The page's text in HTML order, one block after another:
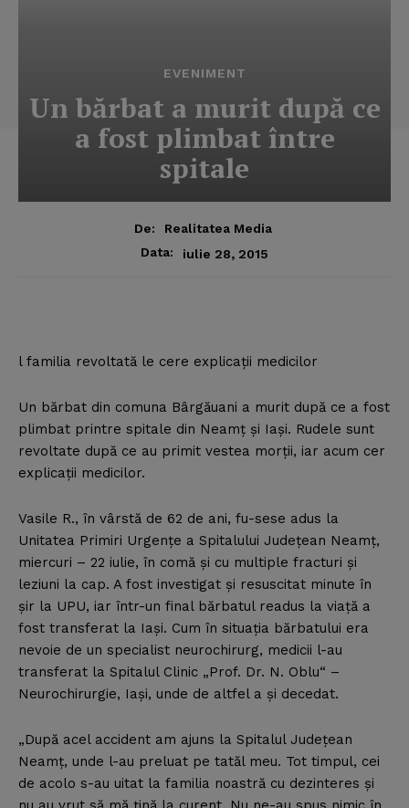
EVENIMENT
Un bărbat a murit după ce
a fost plimbat între
spitale
De:
Realitatea Media
Data:
iulie 28, 2015
l familia revoltată le cere explicaţii medicilor
Un bărbat din comuna Bârgăuani a murit după ce a fost
plimbat printre spitale din Neamţ şi Iaşi. Rudele sunt
revoltate după ce au primit vestea morţii, iar acum cer
explicaţii medicilor.
Vasile R., în vârstă de 62 de ani, fu-sese adus la
Unitatea Primiri Urgenţe a Spitalului Judeţean Neamţ,
miercuri – 22 iulie, în comă şi cu multiple fracturi şi
leziuni la cap. A fost investigat şi resuscitat minute în
şir la UPU, iar într-un final bărbatul readus la viaţă a
fost transferat la Iaşi. Cum în situaţia bărbatului era
nevoie de un specialist neurochirurg, medicii l-au
transferat la Spitalul Clinic „Prof. Dr. N. Oblu“ –
Neurochirurgie, Iaşi, unde de altfel a şi decedat.
„După acel accident am ajuns la Spitalul Judeţean
Neamţ, unde l-au preluat pe tatăl meu. Tot timpul, cei
de acolo s-au uitat la familia noastră cu dezinteres şi